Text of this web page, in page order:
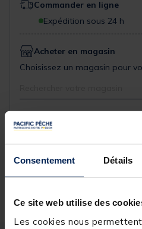
Consentement Détails
Ce site web utilise des
Les cookies nous
Commander en ligne
Expédition sous 24 h
Acheter en magasin
Choisissez un magasin pour
Réserver en ligne et payer
Livraison gratuite en point